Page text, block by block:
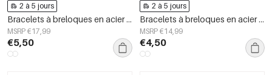
2 à 5 jours
Bracelets à breloques en acier inoxydable, forme géométrique, collection Simple Daily Simple, bijoux pour femmes
MSRP €17,99
€5,50
2 à 5 jours
Bracelets à breloques en acier inoxydable, style cercle, collection Daily Simple, bijoux pour femmes
MSRP €14,99
€4,50